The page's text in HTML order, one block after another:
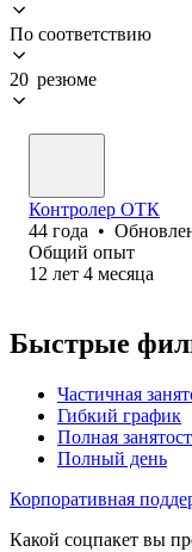
По соответствию
20 резюме
Контролер ОТК
44 года •
Общий опыт
12 лет 4 месяца
Быстрые
Частичная
Гибкий график
Полная
Полный день
Корпоративная
Какой соцпакет вы